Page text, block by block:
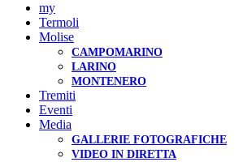
my
Termoli
Molise
CAMPOMARINO
LARINO
MONTENERO
Tremiti
Eventi
Media
GALLERIE FOTOGRAFICHE
VIDEO IN DIRETTA